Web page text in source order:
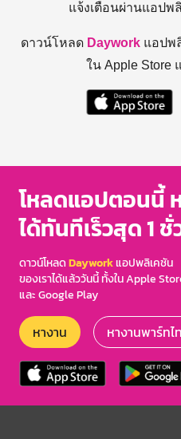
แจ้งเตือนผ่านแอป
ดาวน์โหลด Daywork แอปพ
ใน Apple Store
โหลดแอปตอนนี้
ได้ทันทีเร็วสุด 1 ชั่
ดาวน์โหลดDayworkแอปพลิเคชัน
ของเราได้แล้ววันนี้ ทั้งใน Apple
และ Google Play
หางาน หางานพาร์ทไ